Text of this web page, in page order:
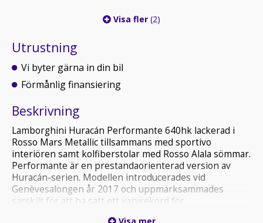
Visa fler (2)
Utrustning
Vi byter gärna in din bil
Förmånlig finansiering
Beskrivning
Lamborghini Huracán Performante 640hk lackerad i
Rosso Mars Metallic tillsammans med sportivo
interiören samt kolfiberstolar med Rosso Alala sömmar.
Performante är en prestandaorienterad version av
Huracán-serien. Modellen introducerades vid
Genèvesalongen år 2017 och uppmärksammades
särskilt för att ha satt ett varvrekord för